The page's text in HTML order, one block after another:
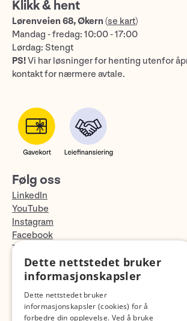
Klikk & hent
Lørenveien 68, Økern (se kart)
Mandag - fredag: 10:00 - 17:00
Lørdag: Stengt
PS!Vi har løsninger for henting utenfor
kontakt for nærmere avtale.
Følg oss
LinkedIn
YouTube
Instagram
Facebook
TikTok
Fotopodden
Dette nettstedet bruker
informasjonskapsler
Dette nettstedet bruker
informasjonskapsler (cookies) for å
forbedre din opplevelse. Ved å bruke